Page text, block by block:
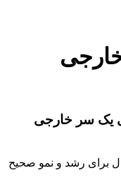
یک سر خارجی
برای رشد و نمو صحیح